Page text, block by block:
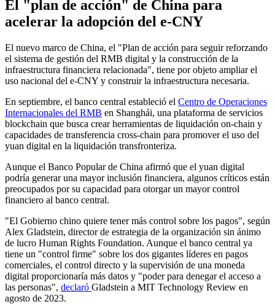
El "plan de acción" de China para
acelerar la adopción del e-CNY
El nuevo marco de China, el "Plan de acción para seguir reforzando
el sistema de gestión del RMB digital y la construcción de la
infraestructura financiera relacionada", tiene por objeto ampliar el
uso nacional del e-CNY y construir la infraestructura necesaria.
En septiembre, el banco central estableció el Centro de Operaciones
Internacionales del RMB en Shanghái, una plataforma de servicios
blockchain que busca crear herramientas de liquidación on-chain y
capacidades de transferencia cross-chain para promover el uso del
yuan digital en la liquidación transfronteriza.
Aunque el Banco Popular de China afirmó que el yuan digital
podría generar una mayor inclusión financiera, algunos críticos están
preocupados por su capacidad para otorgar un mayor control
financiero al banco central.
"El Gobierno chino quiere tener más control sobre los pagos", según
Alex Gladstein, director de estrategia de la organización sin ánimo
de lucro Human Rights Foundation. Aunque el banco central ya
tiene un "control firme" sobre los dos gigantes líderes en pagos
comerciales, el control directo y la supervisión de una moneda
digital proporcionaría más datos y "poder para denegar el acceso a
las personas", declaró Gladstein a MIT Technology Review en
agosto de 2023.